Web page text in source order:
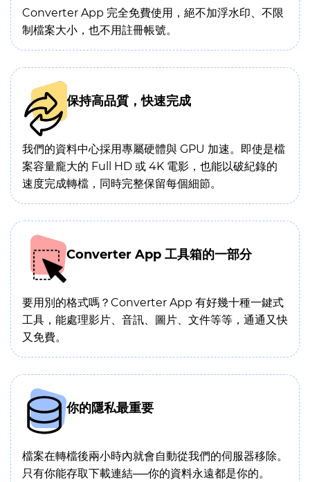
Converter App 完全免費使用，絕不加浮水印、不限
制檔案大小，也不用註冊帳號。
保持高品質，快速完成
我們的資料中心採用專屬硬體與 GPU 加速。即使是檔
案容量龐大的 Full HD 或 4K 電影，也能以破紀錄的
速度完成轉檔，同時完整保留每個細節。
Converter App 工具箱的一部分
要用別的格式嗎？Converter App 有好幾十種一鍵式
工具，能處理影片、音訊、圖片、文件等等，通通又快
又免費。
你的隱私最重要
檔案在轉檔後兩小時內就會自動從我們的伺服器移除。
只有你能存取下載連結──你的資料永遠都是你的。